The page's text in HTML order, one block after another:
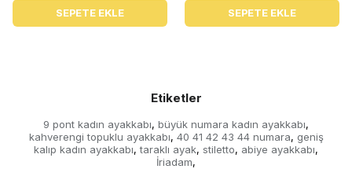
SEPETE EKLE SEPETE EKLE
Etiketler
9 pont kadın ayakkabı, büyük numara kadın ayakkabı,
kahverengi topuklu ayakkabı, 40 41 42 43 44 numara, geniş
kalıp kadın ayakkabı, taraklı ayak, stiletto, abiye ayakkabı,
İriadam,